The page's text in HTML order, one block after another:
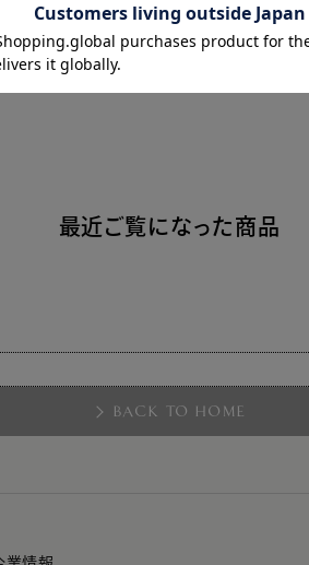
2件中 1-2件表示
最近ご覧になった商品
BACK TO HOME